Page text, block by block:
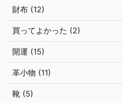
財布 (12)
買ってよかった (2)
開運 (15)
革小物 (11)
靴 (5)